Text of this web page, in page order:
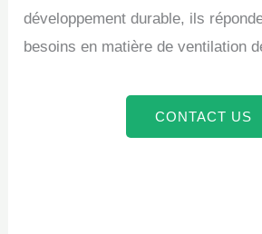
développement durable, ils
besoins en matière de ventilation
CONTACT US